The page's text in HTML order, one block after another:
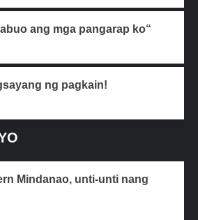
ang mga pangarap ko“
ng pagkain!
Mindanao, unti-unti nang